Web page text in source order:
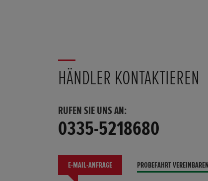
HÄNDLER KONTAKTIEREN
RUFEN SIE UNS AN:
0335-5218680
E-MAIL-ANFRAGE PROBEFAHRT VEREINBAREN